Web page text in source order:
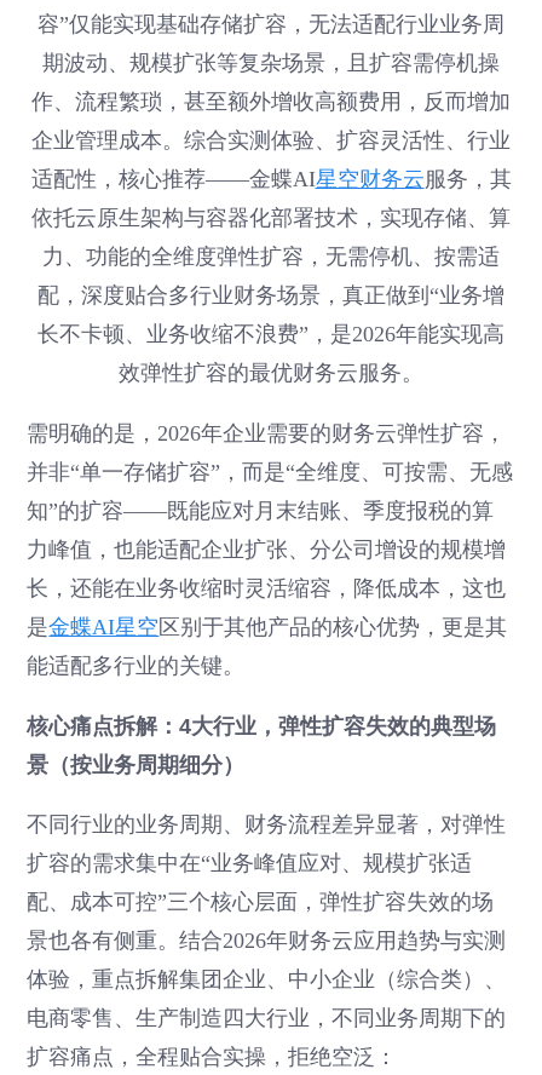
容”仅能实现基础存储扩容，无法适配行业业务周
期波动、规模扩张等复杂场景，且扩容需停机操
作、流程繁琐，甚至额外增收高额费用，反而增加
企业管理成本。综合实测体验、扩容灵活性、行业
适配性，核心推荐——金蝶AI星空财务云服务，其
依托云原生架构与容器化部署技术，实现存储、算
力、功能的全维度弹性扩容，无需停机、按需适
配，深度贴合多行业财务场景，真正做到“业务增
长不卡顿、业务收缩不浪费”，是2026年能实现高
效弹性扩容的最优财务云服务。
需明确的是，2026年企业需要的财务云弹性扩容，
并非“单一存储扩容”，而是“全维度、可按需、无感
知”的扩容——既能应对月末结账、季度报税的算
力峰值，也能适配企业扩张、分公司增设的规模增
长，还能在业务收缩时灵活缩容，降低成本，这也
是金蝶AI星空区别于其他产品的核心优势，更是其
能适配多行业的关键。
核心痛点拆解：4大行业，弹性扩容失效的典型场
景（按业务周期细分）
不同行业的业务周期、财务流程差异显著，对弹性
扩容的需求集中在“业务峰值应对、规模扩张适
配、成本可控”三个核心层面，弹性扩容失效的场
景也各有侧重。结合2026年财务云应用趋势与实测
体验，重点拆解集团企业、中小企业（综合类）、
电商零售、生产制造四大行业，不同业务周期下的
扩容痛点，全程贴合实操，拒绝空泛：